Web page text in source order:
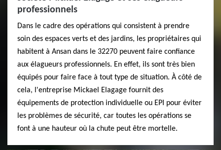
professionnels
Dans le cadre des opérations qui consistent à prendre
soin des espaces verts et des jardins, les propriétaires qui
habitent à Ansan dans le 32270 peuvent faire confiance
aux élagueurs professionnels. En effet, ils sont très bien
équipés pour faire face à tout type de situation. À côté de
cela, l'entreprise Mickael Elagage fournit des
équipements de protection individuelle ou EPI pour éviter
les problèmes de sécurité, car toutes les opérations se
font à une hauteur où la chute peut être mortelle.